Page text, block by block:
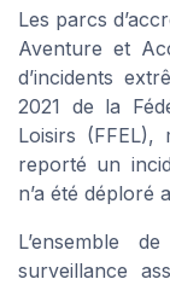
Les parcs
Aventure et
d’incidents
2021 de la
Loisirs
reporté un
n’a été déploré
L’ensemble
surveillance